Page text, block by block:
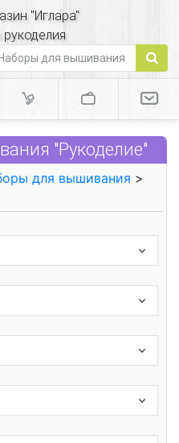
"Иглара"
"Рукоделие"
для вышивания >